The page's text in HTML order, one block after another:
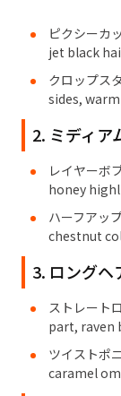
ピクシーカ
jet black
クロップス
sides,
2. ミディア
レイヤーボ
honey
ハーフアッ
chestnut
3. ロングヘ
ストレート
part, raven
ツイストポ
caramel